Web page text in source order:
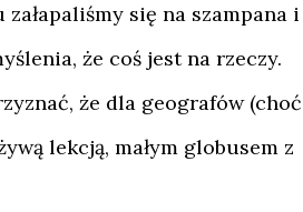
się na szampana i
że coś jest na rzeczy.
że dla geografów (choć
lekcją, małym globusem z